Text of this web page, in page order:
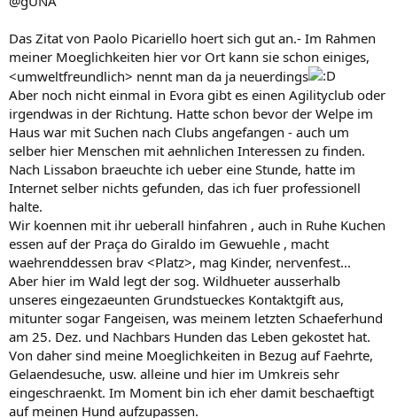
Das Zitat von Paolo Picariello hoert sich gut an.- Im Rahmen
meiner Moeglichkeiten hier vor Ort kann sie schon einiges,
<umweltfreundlich> nennt man da ja neuerdings
Aber noch nicht einmal in Evora gibt es einen Agilityclub oder
irgendwas in der Richtung. Hatte schon bevor der Welpe im
Haus war mit Suchen nach Clubs angefangen - auch um
selber hier Menschen mit aehnlichen Interessen zu finden.
Nach Lissabon braeuchte ich ueber eine Stunde, hatte im
Internet selber nichts gefunden, das ich fuer professionell
halte.
Wir koennen mit ihr ueberall hinfahren , auch in Ruhe Kuchen
essen auf der Praça do Giraldo im Gewuehle , macht
waehrenddessen brav <Platz>, mag Kinder, nervenfest...
Aber hier im Wald legt der sog. Wildhueter ausserhalb
unseres eingezaeunten Grundstueckes Kontaktgift aus,
mitunter sogar Fangeisen, was meinem letzten Schaeferhund
am 25. Dez. und Nachbars Hunden das Leben gekostet hat.
Von daher sind meine Moeglichkeiten in Bezug auf Faehrte,
Gelaendesuche, usw. alleine und hier im Umkreis sehr
eingeschraenkt. Im Moment bin ich eher damit beschaeftigt
auf meinen Hund aufzupassen.